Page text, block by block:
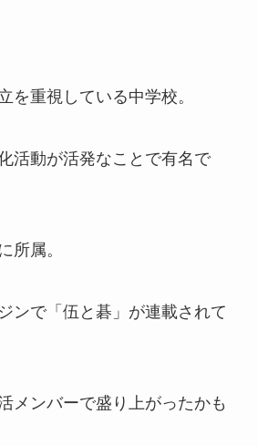
を重視している中学校。
活動が活発なことで有名で
所属。
ンで「伍と碁」が連載されて
メンバーで盛り上がったかも